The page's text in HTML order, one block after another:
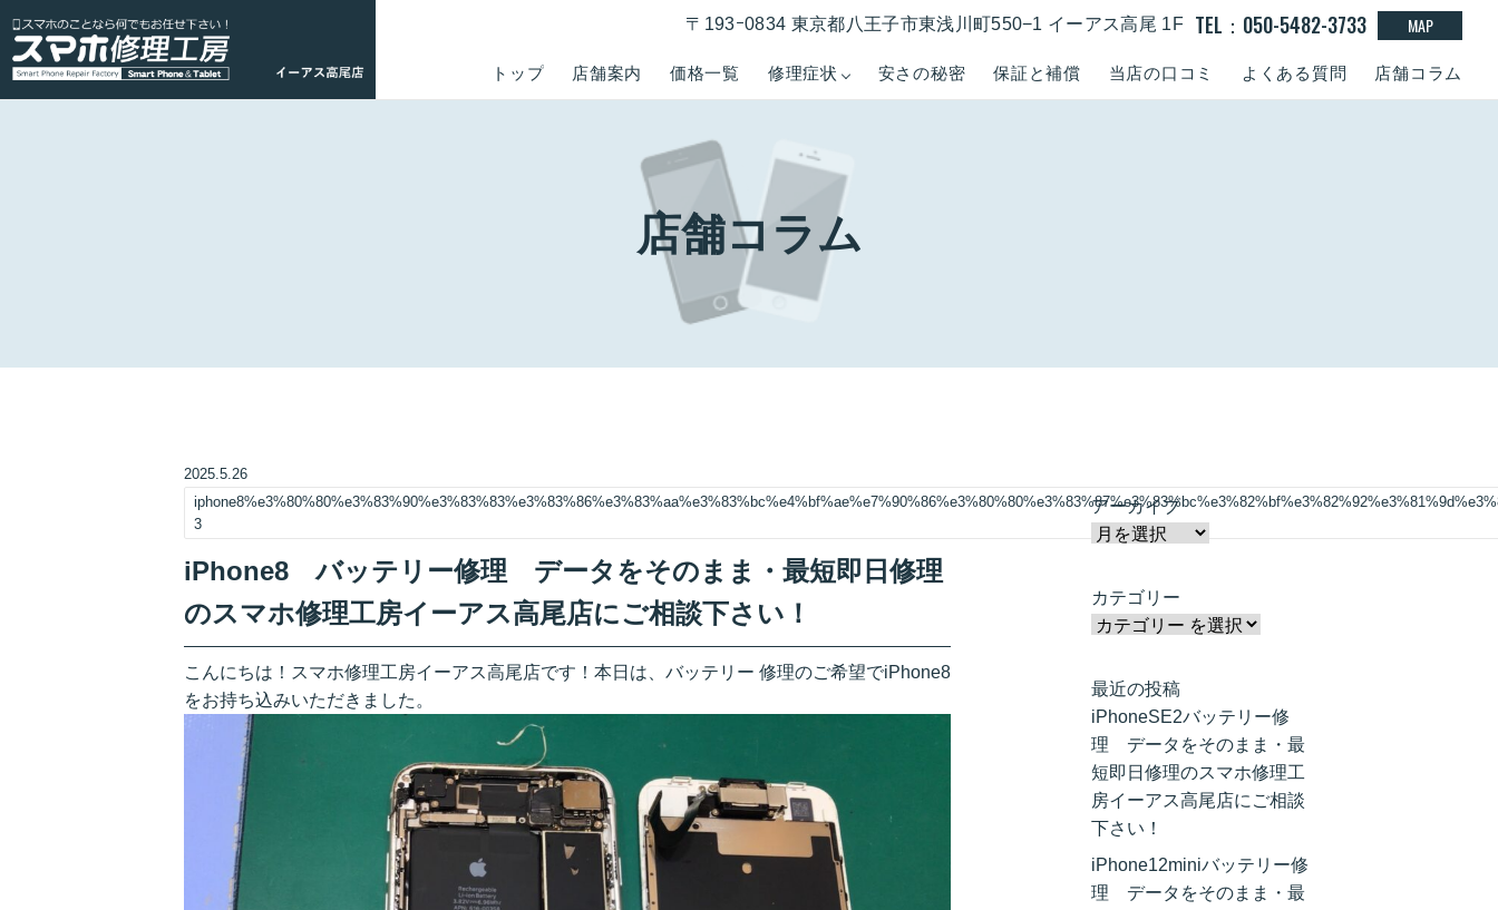
トップ 店舗案内 価格一覧 修理症状 安さの秘密 保証と補償 当店の口コミ よくある質問 店舗コラム
〒193ｰ0834 東京都八王子市東浅川町550−1 イーアス高尾 1F TEL：050-5482-3733 MAP
店舗コラム
2025.5.26
3
iPhone8 バッテリー修理 データをそのまま・最短即日修理
のスマホ修理工房イーアス高尾店にご相談下さい！
こんにちは！スマホ修理工房イーアス高尾店です！本日は、バッテリー 修理のご希望でiPhone8
をお持ち込みいただきました。
アーカイブ
カテゴリー
最近の投稿
iPhoneSE2バッテリー修
理 データをそのまま・最
短即日修理のスマホ修理工
房イーアス高尾店にご相談
下さい！
iPhone12miniバッテリー修
理 データをそのまま・最